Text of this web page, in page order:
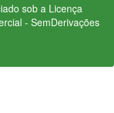
sob a Licença
- SemDerivações